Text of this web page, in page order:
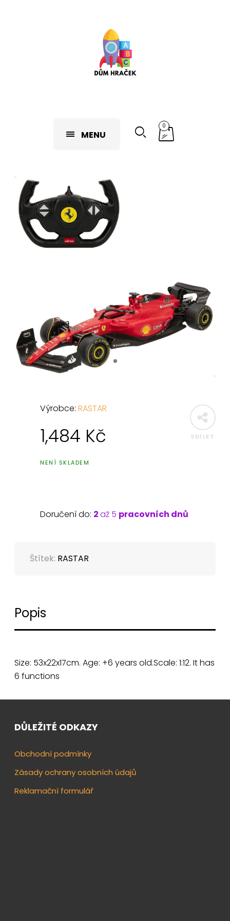
MENU
0
SDÍLET
Výrobce:RASTAR
1,484 Kč
NENÍ SKLADEM
Doručení do: 2až 5 pracovních dnů
Štítek: RASTAR
Popis
Size: 53x22x17cm. Age: +6 years old.Scale: 1:12. It has
6 functions
DŮLEŽITÉ ODKAZY
Obchodní podmínky
Zásady ochrany osobních údajů
Reklamační formulář